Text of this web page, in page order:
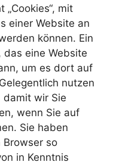
„Cookies“, mit
einer Website an
können. Ein
das eine Website
um es dort auf
nutzen
damit wir Sie
wenn Sie auf
Sie haben
Browser so
in Kenntnis